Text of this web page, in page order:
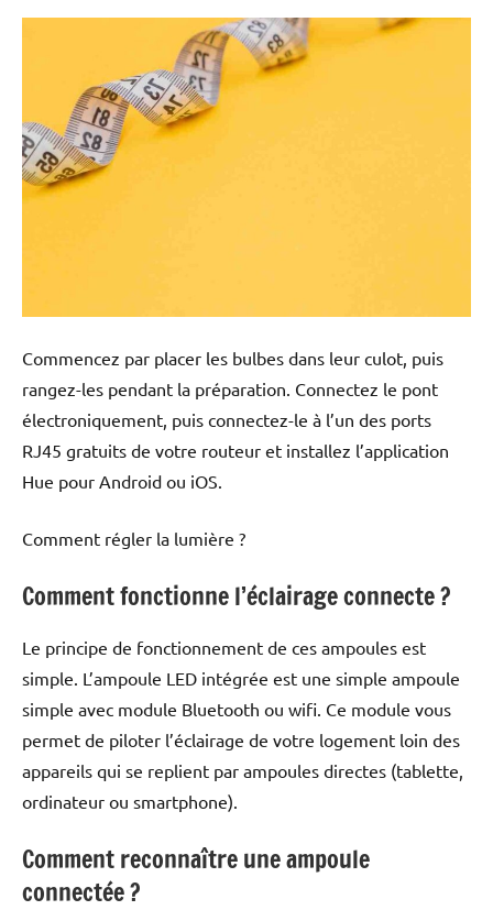
Commencez par placer les bulbes dans leur culot, puis
rangez-les pendant la préparation. Connectez le pont
électroniquement, puis connectez-le à l’un des ports
RJ45 gratuits de votre routeur et installez l’application
Hue pour Android ou iOS.
Comment régler la lumière ?
Comment fonctionne l’éclairage connecte ?
Le principe de fonctionnement de ces ampoules est
simple. L’ampoule LED intégrée est une simple ampoule
simple avec module Bluetooth ou wifi. Ce module vous
permet de piloter l’éclairage de votre logement loin des
appareils qui se replient par ampoules directes (tablette,
ordinateur ou smartphone).
Comment reconnaître une ampoule
connectée ?